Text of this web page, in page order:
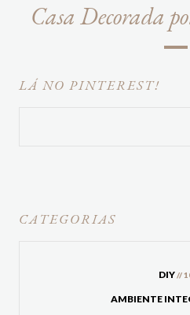
Casa Decorada
LÁ NO PINTEREST!
CATEGORIAS
DIY//
AMBIENTE